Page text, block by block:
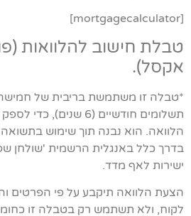
[mortgagecalculator]
טבלת חישוב להלוואות
אקסל).
תשלומים חודשיים (6
הלוואה. הוא נבנה תוך שימוש
בדרך כלל באנגלית הרשמית 'שולחן
ישירות לאף מדד.
הצעת הלוואה תיקבע על פי הפרטים
לקוח, ולא תשתמש רק בטבלה זו